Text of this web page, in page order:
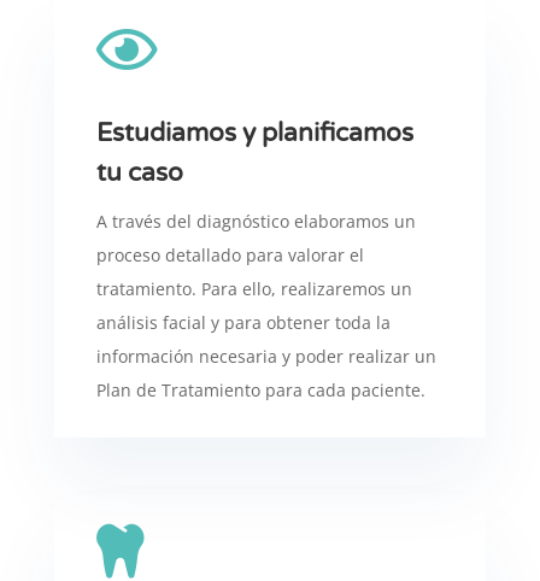

Estudiamos y planificamos
tu caso
A través del diagnóstico elaboramos un
proceso detallado para valorar el
tratamiento. Para ello, realizaremos un
análisis facial y para obtener toda la
información necesaria y poder realizar un
Plan de Tratamiento para cada paciente.
